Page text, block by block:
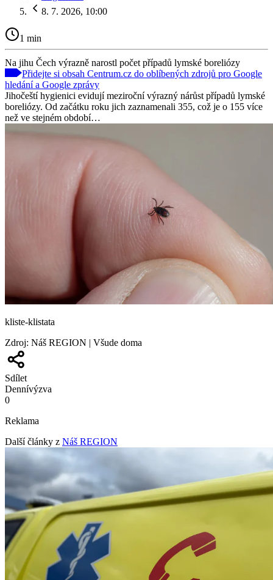
8. 7. 2026, 10:00
1 min
Na jihu Čech výrazně narostl počet případů lymské boreliózy
Přidejte si obsah Centrum.cz do oblíbených zdrojů pro Google
hledání a Google zprávy
Jihočeští hygienici evidují meziroční výrazný nárůst případů lymské
boreliózy. Od začátku roku jich zaznamenali 355, což je o 155 více
než ve stejném období…
kliste-klistata
Zdroj: Náš REGION | Všude doma
Sdílet
Dennívýzva
0
Reklama
Další články z Náš REGION